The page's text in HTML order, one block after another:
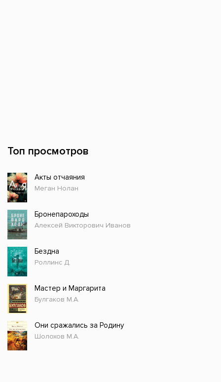
Топ просмотров
Акты отчаяния
Меган Нолан
Бронепароходы
Алексей Викторович Иванов
Бездна
Роллинс Д.
Мастер и Маргарита
Булгаков М.А.
Они сражались за Родину
Шолохов М.А.